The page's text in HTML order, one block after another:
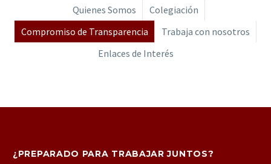
Quienes Somos
Colegiación
Compromiso de Transparencia
Trabaja con nosotros
Enlaces de Interés
¿PREPARADO PARA TRABAJAR JUNTOS?